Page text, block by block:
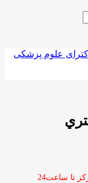
مهلت ثبت نام آزمون دوره دکتری (PHD) نیمه متمرکز تا ساعت24